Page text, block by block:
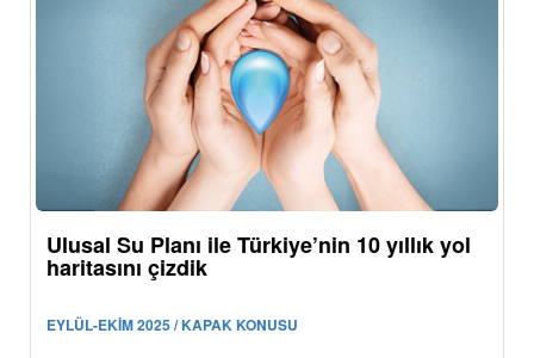
Ulusal Su Planı ile Türkiye’nin 10 yıllık yol
haritasını çizdik
EYLÜL-EKİM 2025 / KAPAK KONUSU